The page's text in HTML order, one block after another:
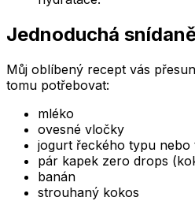
Jednoduchá
Můj oblíbený recept vás
tomu potřebovat:
mléko
ovesné vločky
jogurt řeckého typu nebo
pár kapek zero drops
banán
strouhaný kokos